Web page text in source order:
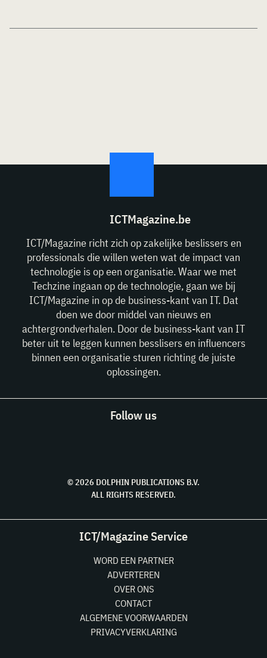
ICTMagazine.be
ICT/Magazine richt zich op zakelijke beslissers en
professionals die willen weten wat de impact van
technologie is op een organisatie. Waar we met
Techzine ingaan op de technologie, gaan we bij
ICT/Magazine in op de business-kant van IT. Dat
doen we door middel van nieuws en
achtergrondverhalen. Door de business-kant van IT
beter uit te leggen kunnen besslisers en influencers
binnen een organisatie sturen richting de juiste
oplossingen.
Follow us
© 2026 DOLPHIN PUBLICATIONS B.V.
ALL RIGHTS RESERVED.
ICT/Magazine Service
WORD EEN PARTNER
ADVERTEREN
OVER ONS
CONTACT
ALGEMENE VOORWAARDEN
PRIVACYVERKLARING